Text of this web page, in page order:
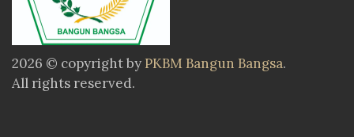
2026 © copyright by PKBM Bangun Bangsa.
All rights reserved.